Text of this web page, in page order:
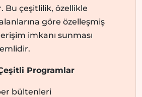
Bu çeşitlilik, özellikle
göre özelleşmiş
imkanı sunması
Programlar
bültenleri